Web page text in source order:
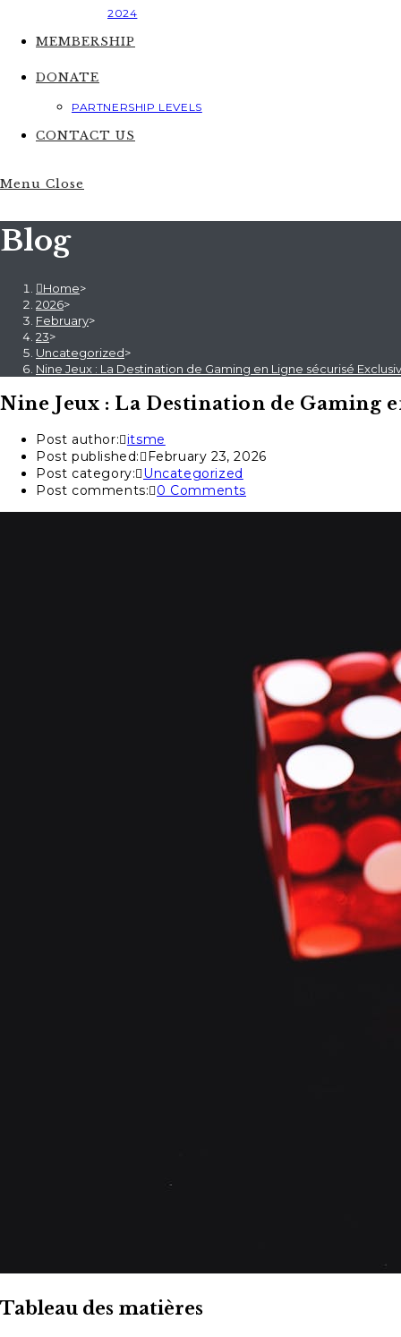
2024
MEMBERSHIP
DONATE
PARTNERSHIP LEVELS
CONTACT US
Menu Close
Blog
Home>
2026>
February>
23>
Uncategorized>
Nine Jeux : La Destination de Gaming en Ligne sécurisé
Nine Jeux : La Destination de Gaming
Post author: itsme
Post published:
February 23, 2026
Post category:
Uncategorized
Post comments:
0 Comments
Tableau des matières